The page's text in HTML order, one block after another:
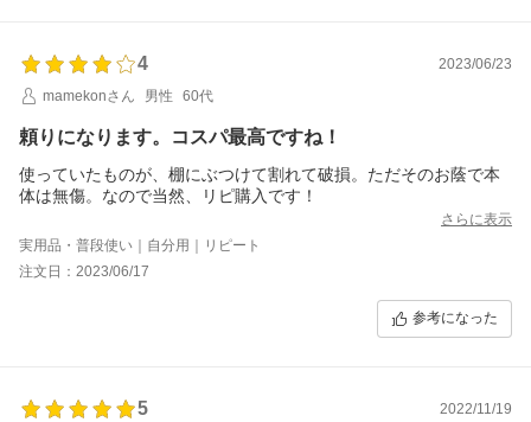
4
2023/06/23
mamekonさん
男性 60代
頼りになります。コスパ最高ですね！
使っていたものが、棚にぶつけて割れて破損。ただそのお蔭で本
体は無傷。なので当然、リピ購入です！
さらに表示
実用品・普段使い｜自分用｜リピート
注文日：2023/06/17
参考になった
5
2022/11/19